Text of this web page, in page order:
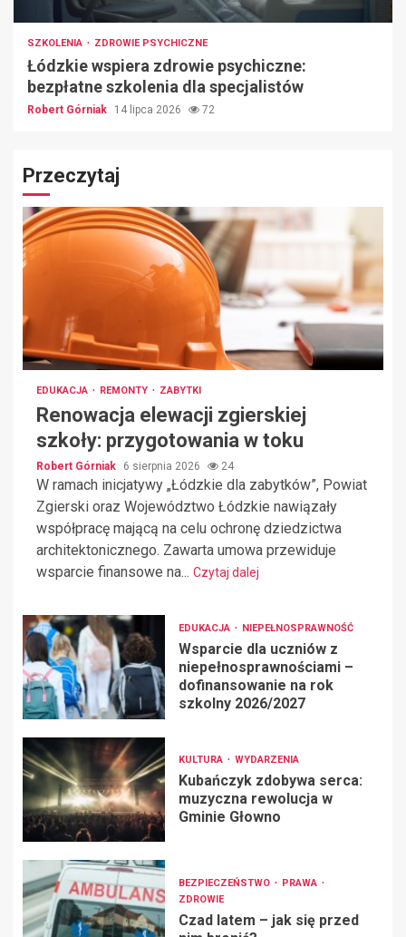
SZKOLENIA ZDROWIE PSYCHICZNE
Łódzkie wspiera zdrowie psychiczne:
bezpłatne szkolenia dla specjalistów
Robert Górniak 14 lipca 2026 72
Przeczytaj
EDUKACJA REMONTY ZABYTKI
Renowacja elewacji zgierskiej
szkoły: przygotowania w toku
Robert Górniak 6 sierpnia 2026 24
W ramach inicjatywy „Łódzkie dla zabytków”, Powiat
Zgierski oraz Województwo Łódzkie nawiązały
współpracę mającą na celu ochronę dziedzictwa
architektonicznego. Zawarta umowa przewiduje
wsparcie finansowe na... Czytaj dalej
EDUKACJA NIEPEŁNOSPRAWNOŚĆ
Wsparcie dla uczniów z
niepełnosprawnościami –
dofinansowanie na rok
szkolny 2026/2027
KULTURA WYDARZENIA
Kubańczyk zdobywa serca:
muzyczna rewolucja w
Gminie Głowno
BEZPIECZEŃSTWO
PRAWA
ZDROWIE
Czad latem – jak się przed